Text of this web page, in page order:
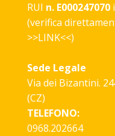
RUI n. E000247070
(verifica
>>LINK<<)
Sede Legale
Via dei Bizantini.
(CZ)
TELEFONO:
0968.202664